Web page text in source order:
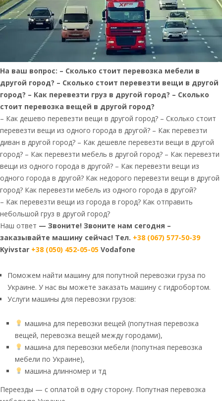
На ваш вопрос: – Сколько стоит перевозка мебели в
другой город? – Сколько стоит перевезти вещи в другой
город? – Как перевезти груз в другой город? – Сколько
стоит перевозка вещей в другой город?
– Как дешево перевезти вещи в другой город? – Сколько стоит
перевезти вещи из одного города в другой? – Как перевезти
диван в другой город? – Как дешевле перевезти вещи в другой
город? – Как перевезти мебель в другой город? – Как перевезти
вещи из одного города в другой? – Как перевезти вещи из
одного города в другой? Как недорого перевезти вещи в другой
город? Как перевезти мебель из одного города в другой?
– Как перевезти вещи из города в город? Как отправить
небольшой груз в другой город?
Наш ответ — Звоните! Звоните нам сегодня –
заказывайте машину сейчас! Тел. +38 (067) 577-50-39
Kyivstar +38 (050) 452-05-05 Vodafone
Поможем найти машину для попутной перевозки груза по
Украине. У нас вы можете заказать машину с гидробортом.
Услуги машины для перевозки грузов:
машина для перевозки вещей (попутная перевозка
вещей, перевозка вещей между городами),
машина для перевозки мебели (попутная перевозка
мебели по Украине),
машина длинномер и тд
Переезды — с оплатой в одну сторону. Попутная перевозка